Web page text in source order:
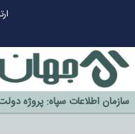
گزینه جدایی اوسمار روی میز
آیا رئیس جمهور آمریکا قانون را
اخراج رسمی چهره نامدار از
سازمان اطلاعات سپاه: پروژه
خورد